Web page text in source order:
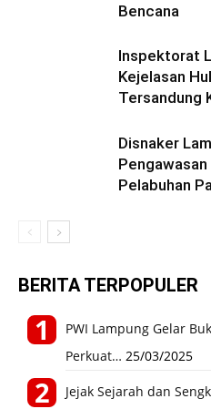
Bencana
Inspektorat
Kejelasan
Tersandung
Disnaker
Pelabuhan
BERITA TERPOPULER
PWI Lampung Gelar
Perkuat… 25/03/2025
Jejak Sejarah dan